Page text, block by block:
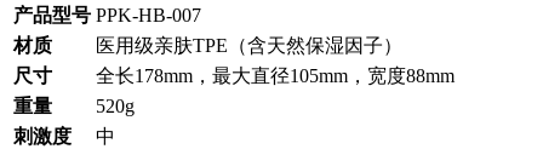
产品型号 PPK-HB-007
材质
医用级亲肤TPE（含天然保湿因子）
尺寸
全长178mm，最大直径105mm，宽度88mm
重量
520g
刺激度
中